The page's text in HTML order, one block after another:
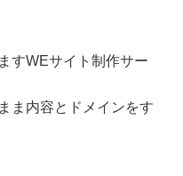
すWEサイト制作サー
ま内容とドメインをす